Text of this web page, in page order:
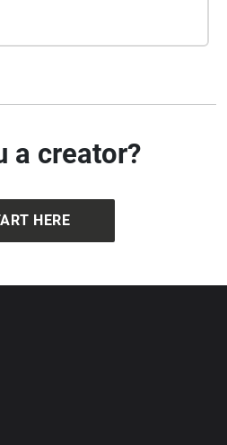
bezeichneter und
durch Folter zu falschen
Hexenverfolgung in
a creator?
HERE